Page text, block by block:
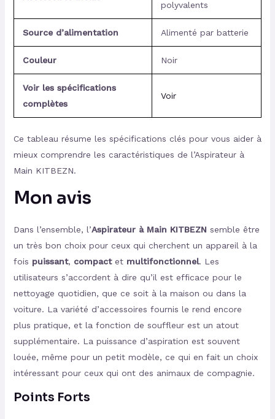
polyvalents
Source d’alimentation Alimenté par batterie
Couleur Noir
Voir les spécifications
complètes
Voir
Ce tableau résume les spécifications clés pour vous aider à
mieux comprendre les caractéristiques de l’Aspirateur à
Main KITBEZN.
Mon avis
Dans l’ensemble, l’Aspirateur à Main KITBEZN semble être
un très bon choix pour ceux qui cherchent un appareil à la
fois puissant, compactet multifonctionnel. Les
utilisateurs s’accordent à dire qu’il est efficace pour le
nettoyage quotidien, que ce soit à la maison ou dans la
voiture. La variété d’accessoires fournis le rend encore
plus pratique, et la fonction de souffleur est un atout
supplémentaire. La puissance d’aspiration est souvent
louée, même pour un petit modèle, ce qui en fait un choix
intéressant pour ceux qui ont des animaux de compagnie.
Points Forts